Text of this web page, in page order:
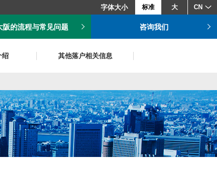
字体大小 标准 大 CN
阪的流程与常见问题 咨询我们
绍 其他落户相关信息